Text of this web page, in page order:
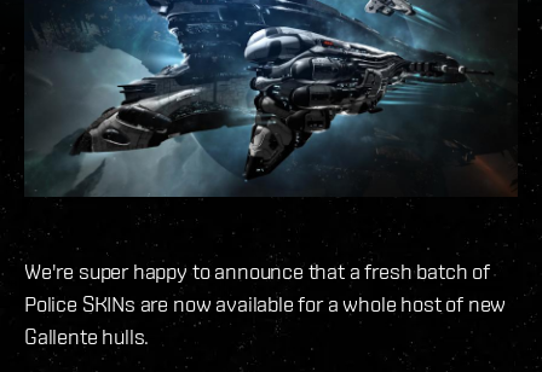
We're super happy to announce that a fresh batch of
Police SKINs are now available for a whole host of new
Gallente hulls.